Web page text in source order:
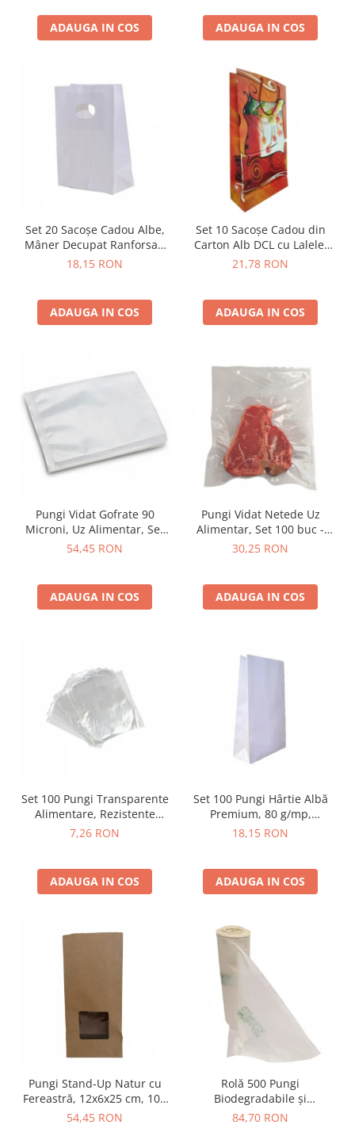
ADAUGA IN COS ADAUGA IN COS
Set 20 Sacoșe Cadou Albe,
Mâner Decupat Ranforsat,
Hârtie Premium
18,15 RON
ADAUGA IN COS
Set 10 Sacoșe Cadou din
Carton Alb DCL cu Lalele,
15x6x28 cm
21,78 RON
ADAUGA IN COS
Pungi Vidat Gofrate 90
Microni, Uz Alimentar, Set
100 buc
54,45 RON
ADAUGA IN COS
Pungi Vidat Netede Uz
Alimentar, Set 100 buc -
Diverse Mărimi
30,25 RON
ADAUGA IN COS
Set 100 Pungi Transparente
Alimentare, Rezistente
Congelare
7,26 RON
ADAUGA IN COS
Set 100 Pungi Hârtie Albă
Premium, 80 g/mp,
Netipărite (Diverse
18,15 RON
ADAUGA IN COS
Pungi Stand-Up Natur cu
Fereastră, 12x6x25 cm, 100
buc
54,45 RON
Rolă 500 Pungi
Biodegradabile și
Compostabile, 250x300 mm,
84,70 RON